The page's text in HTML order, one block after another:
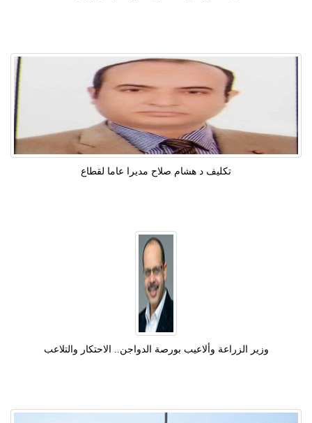
تكليف د هشام صلاح مديرا عاما لقطاع
وزير الزراعة وألاعيب بورصة الدواجن.. الاحتكار والتلاعب